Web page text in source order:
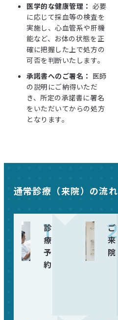
医学的な健康管理： 必要
に応じて採血等の検査を
実施し、心血管系や肝機
能など、お体の状態を正
確に把握した上で処方の
可否を判断いたします。
承諾書へのご署名： 医師
の説明にご納得いただ
き、所定の承諾書に署名
をいただいてからの処方
となります。
通常診療（来院）の流れ
1
診
療
予
約
2
ご
来
院